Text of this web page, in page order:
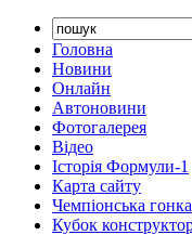
Головна
Новини
Онлайн
Автоновини
Фотогалерея
Відео
Історія Формули-1
Карта сайту
Чемпіонська гонка
Кубок